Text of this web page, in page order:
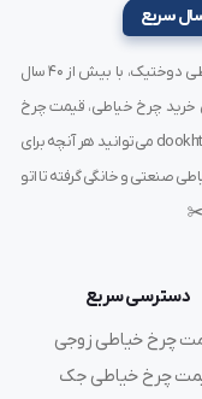
سریع
به دوختیک خوش آمدید! 🌟 ما در فروشگاه چرخ خیاطی دوختیک، با بیش از ۴۰ سال
خرید چرخ خیاطی، قیمت چرخ
خیاطی، لوازم جانبی و قطعات مرتبط هستیم. در dookhtik.com می‌توانید هر آنچه برای
صنعتی و خانگی گرفته تا اتو
✂️
دسترسی سریع
چرخ خیاطی زوجی
چرخ خیاطی جک